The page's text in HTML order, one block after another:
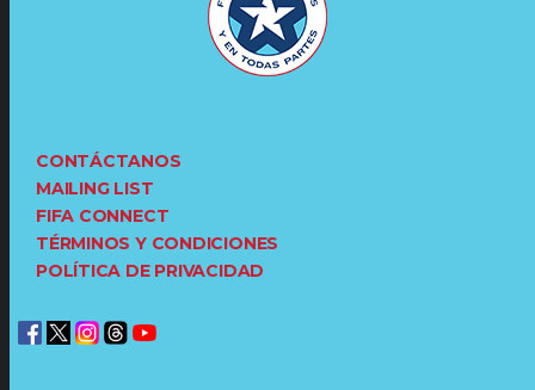
CONTÁCTANOS
MAILING LIST
FIFA CONNECT
TÉRMINOS Y CONDICIONES
POLÍTICA DE PRIVACIDAD